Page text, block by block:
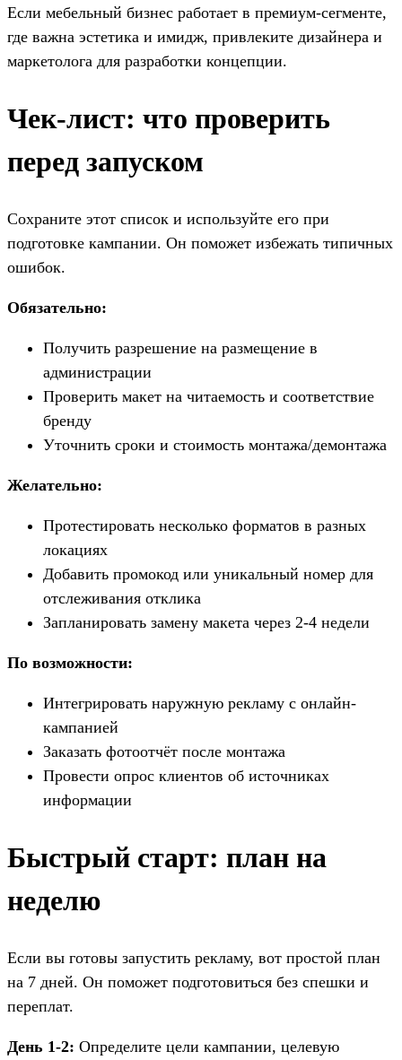
Если мебельный бизнес работает в премиум-сегменте,
где важна эстетика и имидж, привлеките дизайнера и
маркетолога для разработки концепции.
Чек-лист: что проверить
перед запуском
Сохраните этот список и используйте его при
подготовке кампании. Он поможет избежать типичных
ошибок.
Обязательно:
Получить разрешение на размещение в
администрации
Проверить макет на читаемость и соответствие
бренду
Уточнить сроки и стоимость монтажа/демонтажа
Желательно:
Протестировать несколько форматов в разных
локациях
Добавить промокод или уникальный номер для
отслеживания отклика
Запланировать замену макета через 2-4 недели
По возможности:
Интегрировать наружную рекламу с онлайн-
кампанией
Заказать фотоотчёт после монтажа
Провести опрос клиентов об источниках
информации
Быстрый старт: план на
неделю
Если вы готовы запустить рекламу, вот простой план
на 7 дней. Он поможет подготовиться без спешки и
переплат.
День 1-2: Определите цели кампании, целевую